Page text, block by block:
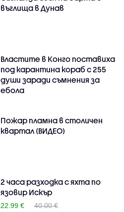
въглища в Дунав
Властите в Конго поставиха
под карантина кораб с 255
души заради съмнения за
ебола
Пожар пламна в столичен
квартал (ВИДЕО)
2 часа разходка с яхта по
язовир Искър
22.99 € 40.00 €